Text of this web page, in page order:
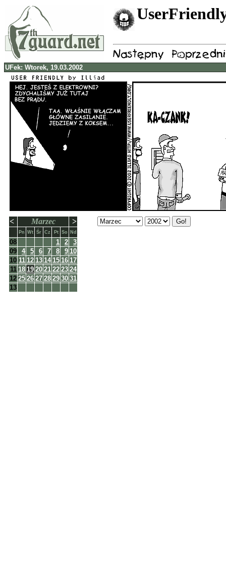
UFek: Wtorek, 19.03.2002
< Marzec >
Pn Wt Śr Cz Pt So Nd
08 1 2
3
09
4 5 6 7 8 9 10
10 11 12 13 14 15 16 17
11 18 19 20 21 22 23 24
12 25 26 27 28 29 30 31
13